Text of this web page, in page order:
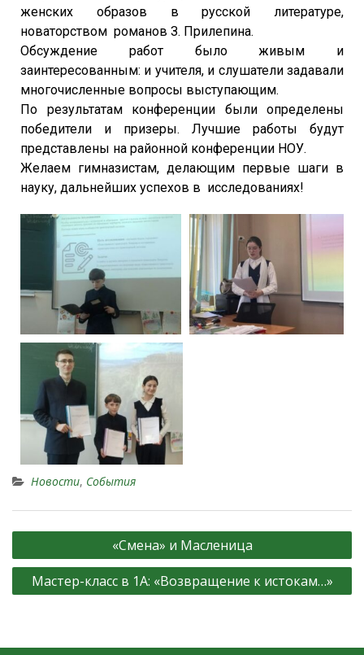
женских образов в русской литературе,
новаторством романов З. Прилепина.
Обсуждение работ было живым и
заинтересованным: и учителя, и слушатели задавали
многочисленные вопросы выступающим.
По результатам конференции были определены
победители и призеры. Лучшие работы будут
представлены на районной конференции НОУ.
Желаем гимназистам, делающим первые шаги в
науку, дальнейших успехов в исследованиях!
Новости, События
«Смена» и Масленица
Мастер-класс в 1А: «Возвращение к истокам…»